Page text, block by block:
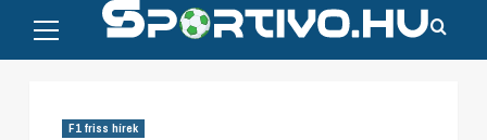
content
Menu
F1 friss hírek